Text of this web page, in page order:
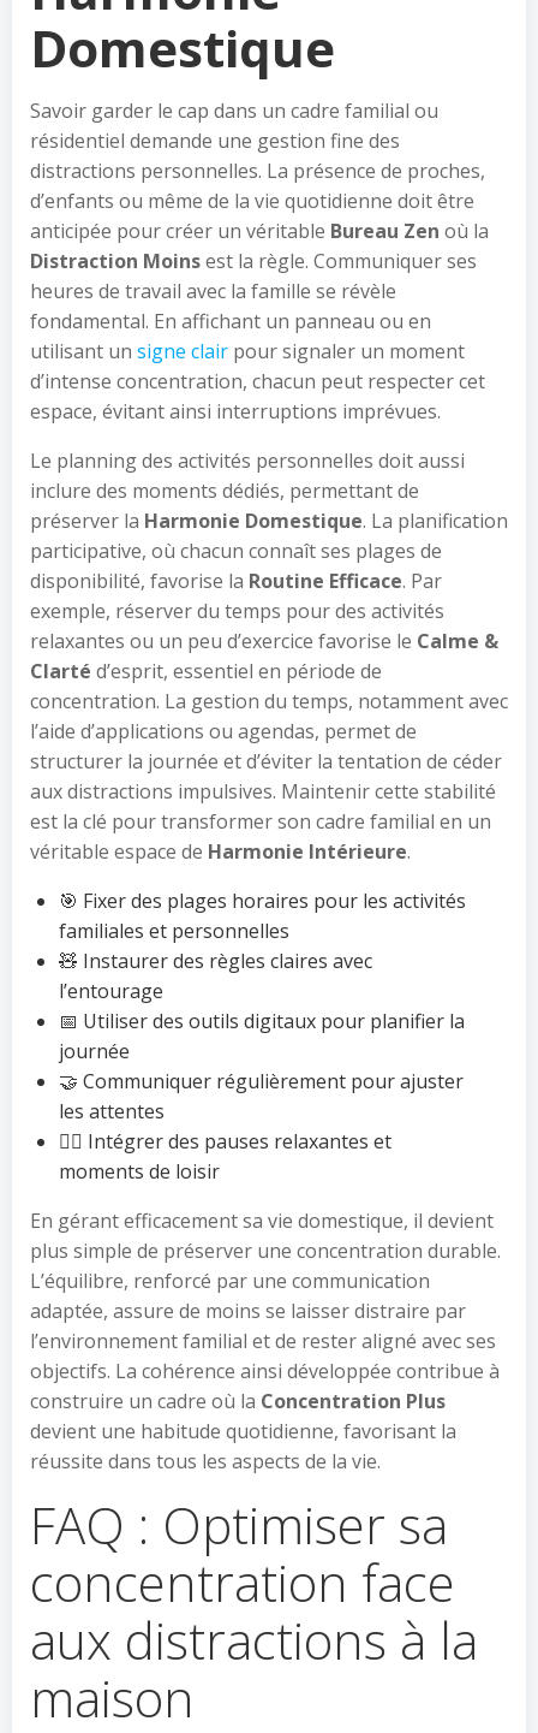
Domestique
Savoir garder le cap dans un cadre familial ou
résidentiel demande une gestion fine des
distractions personnelles. La présence de proches,
d’enfants ou même de la vie quotidienne doit être
anticipée pour créer un véritable Bureau Zen où la
Distraction Moinsest la règle. Communiquer ses
heures de travail avec la famille se révèle
fondamental. En affichant un panneau ou en
utilisant un signe clair pour signaler un moment
d’intense concentration, chacun peut respecter cet
espace, évitant ainsi interruptions imprévues.
Le planning des activités personnelles doit aussi
inclure des moments dédiés, permettant de
préserver la Harmonie Domestique. La planification
participative, où chacun connaît ses plages de
disponibilité, favorise la Routine Efficace. Par
exemple, réserver du temps pour des activités
relaxantes ou un peu d’exercice favorise le Calme &
Clarté d’esprit, essentiel en période de
concentration. La gestion du temps, notamment avec
l’aide d’applications ou agendas, permet de
structurer la journée et d’éviter la tentation de céder
aux distractions impulsives. Maintenir cette stabilité
est la clé pour transformer son cadre familial en un
véritable espace de Harmonie Intérieure.
🎯 Fixer des plages horaires pour les activités
familiales et personnelles
🧸 Instaurer des règles claires avec
l’entourage
📅 Utiliser des outils digitaux pour planifier la
journée
🤝 Communiquer régulièrement pour ajuster
les attentes
🧘‍♀️ Intégrer des pauses relaxantes et
moments de loisir
En gérant efficacement sa vie domestique, il devient
plus simple de préserver une concentration durable.
L’équilibre, renforcé par une communication
adaptée, assure de moins se laisser distraire par
l’environnement familial et de rester aligné avec ses
objectifs. La cohérence ainsi développée contribue à
construire un cadre où la Concentration Plus
devient une habitude quotidienne, favorisant la
réussite dans tous les aspects de la vie.
FAQ : Optimiser sa
concentration face
aux distractions à la
maison